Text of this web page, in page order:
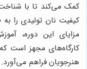
کمک می‌کند تا با
کیفیت نان تولیدی را
مزایای این دوره،
کارگاه‌های مجهز است
هنرجویان فراهم